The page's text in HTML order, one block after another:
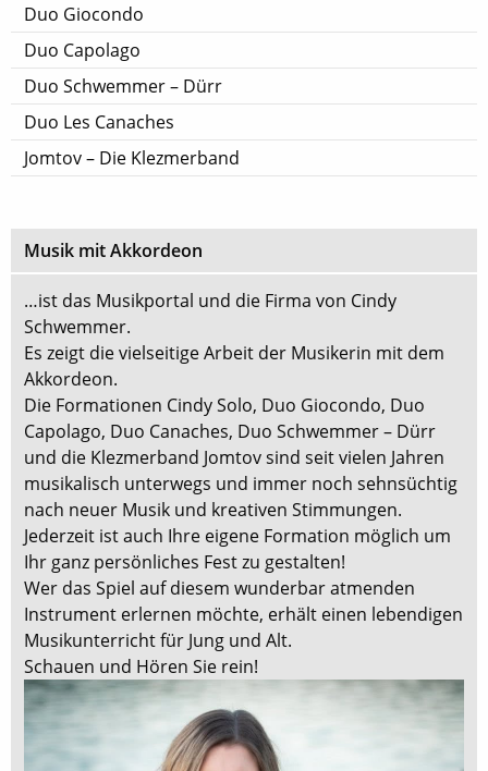
Duo Giocondo
Duo Capolago
Duo Schwemmer – Dürr
Duo Les Canaches
Jomtov – Die Klezmerband
Musik mit Akkordeon
…ist das Musikportal und die Firma von Cindy
Schwemmer.
Es zeigt die vielseitige Arbeit der Musikerin mit dem
Akkordeon.
Die Formationen Cindy Solo, Duo Giocondo, Duo
Capolago, Duo Canaches, Duo Schwemmer – Dürr
und die Klezmerband Jomtov sind seit vielen Jahren
musikalisch unterwegs und immer noch sehnsüchtig
nach neuer Musik und kreativen Stimmungen.
Jederzeit ist auch Ihre eigene Formation möglich um
Ihr ganz persönliches Fest zu gestalten!
Wer das Spiel auf diesem wunderbar atmenden
Instrument erlernen möchte, erhält einen lebendigen
Musikunterricht für Jung und Alt.
Schauen und Hören Sie rein!